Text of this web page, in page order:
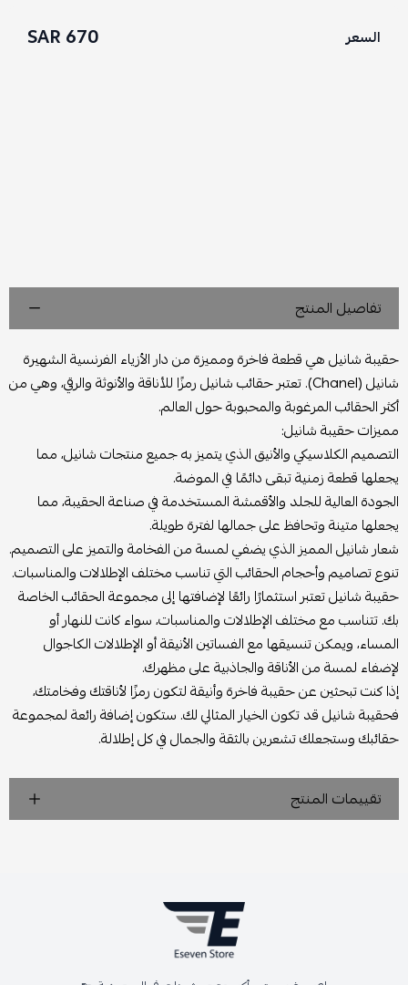
السعر 670 SAR
تفاصيل المنتج
حقيبة شانيل هي قطعة فاخرة ومميزة من دار الأزياء الفرنسية الشهيرة
شانيل (Chanel). تعتبر حقائب شانيل رمزًا للأناقة والأنوثة والرقي، وهي من
أكثر الحقائب المرغوبة والمحبوبة حول العالم.
مميزات حقيبة شانيل:
التصميم الكلاسيكي والأنيق الذي يتميز به جميع منتجات شانيل، مما
يجعلها قطعة زمنية تبقى دائمًا في الموضة.
الجودة العالية للجلد والأقمشة المستخدمة في صناعة الحقيبة، مما
يجعلها متينة وتحافظ على جمالها لفترة طويلة.
شعار شانيل المميز الذي يضفي لمسة من الفخامة والتميز على التصميم.
تنوع تصاميم وأحجام الحقائب التي تناسب مختلف الإطلالات والمناسبات.
حقيبة شانيل تعتبر استثمارًا رائعًا لإضافتها إلى مجموعة الحقائب الخاصة
بك. تتناسب مع مختلف الإطلالات والمناسبات، سواء كانت للنهار أو
المساء، ويمكن تنسيقها مع الفساتين الأنيقة أو الإطلالات الكاجوال
لإضفاء لمسة من الأناقة والجاذبية على مظهرك.
إذا كنت تبحثين عن حقيبة فاخرة وأنيقة لتكون رمزًا لأناقتك وفخامتك،
فحقيبة شانيل قد تكون الخيار المثالي لك. ستكون إضافة رائعة لمجموعة
حقائبك وستجعلك تشعرين بالثقة والجمال في كل إطلالة.
تقييمات المنتج